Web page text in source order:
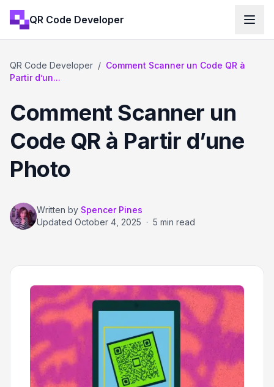
QR Code Developer
QR Code Developer / Comment Scanner un Code QR à
Partir d’un...
Comment Scanner un
Code QR à Partir d’une
Photo
Written by Spencer Pines
Updated October 4, 2025 · 5 min read